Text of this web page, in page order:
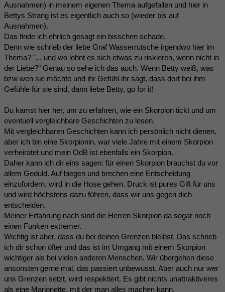
Ausnahmen) in meinem eigenen Thema aufgefallen und hier in
Bettys Strang ist es eigentlich auch so (wieder bis auf
Ausnahmen).
Das finde ich ehrlich gesagt ein bisschen schade.
Denn wie schrieb der liebe Graf Wasserrutsche irgendwo hier im
Thema? "... und wo lohnt es sich etwas zu riskieren, wenn nicht in
der Liebe?" Genau so sehe ich das auch. Wenn Betty weiß, was
bzw wen sie möchte und ihr Gefühl ihr sagt, dass dort bei ihm
Gefühle für sie sind, dann liebe Betty, go for it!
Du kamst hier her, um zu erfahren, wie ein Skorpion tickt und um
eventuell vergleichbare Geschichten zu lesen.
Mit vergleichbaren Geschichten kann ich persönlich nicht dienen,
aber ich bin eine Skorpionin, war viele Jahre mit einem Skorpion
verheiratet und mein OdB ist ebenfalls ein Skorpion.
Daher kann ich dir eins sagen: für einen Skorpion brauchst du vor
allem Geduld. Auf biegen und brechen eine Entscheidung
einzufordern, wird in die Hose gehen. Druck ist pures Gift für uns
und wird höchstens dazu führen, dass wir uns gegen dich
entscheiden.
Meiner Erfahrung nach sind die Herren Skorpion da sogar noch
einen Funken extremer.
Wichtig ist aber, dass du bei deinen Grenzen bleibst. Das schrieb
ich dir schon öfter und das ist im Umgang mit einem Skorpion
wichtiger als bei vielen anderen Menschen. Wir übergehen diese
ansonsten gerne mal, das passiert unbewusst. Aber auch nur wer
uns Grenzen setzt, wird respektiert. Es gibt nichts unattraktiveres
als eine Marionette, mit der man alles machen kann.